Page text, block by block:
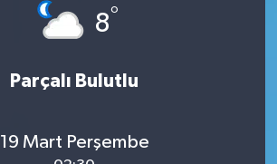
8°
Parçalı Bulutlu
19 Mart Perşembe